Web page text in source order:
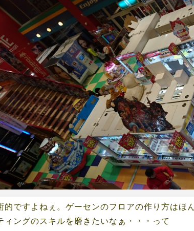
的ですよねぇ。ゲーセンのフロアの作り方はほ
ィングのスキルを磨きたいなぁ・・・って